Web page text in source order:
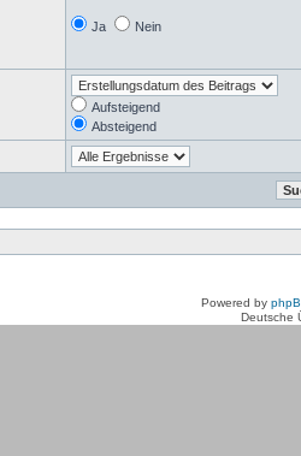
Ja Nein
Aufsteigend
Absteigend
Powered by
Deutsche